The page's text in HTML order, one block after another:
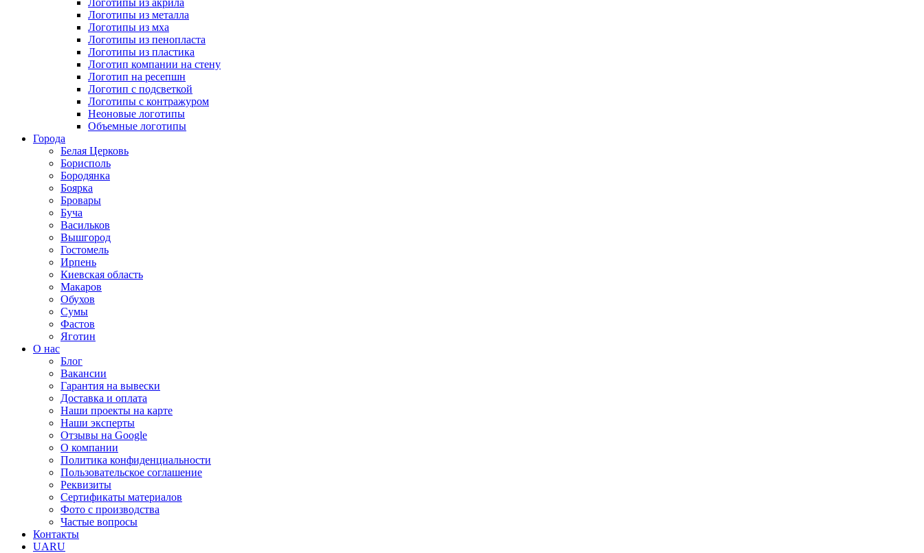
Логотипы из акрила
Логотипы из металла
Логотипы из мха
Логотипы из пенопласта
Логотипы из пластика
Логотип компании на стену
Логотип на ресепшн
Логотип с подсветкой
Логотипы с контражуром
Неоновые логотипы
Объемные логотипы
Города
Белая Церковь
Борисполь
Бородянка
Боярка
Бровары
Буча
Васильков
Вышгород
Гостомель
Ирпень
Киевская область
Макаров
Обухов
Сумы
Фастов
Яготин
О нас
Блог
Вакансии
Гарантия на вывески
Доставка и оплата
Наши проекты на карте
Наши эксперты
Отзывы на Google
О компании
Политика конфиденциальности
Пользовательское соглашение
Реквизиты
Сертификаты материалов
Фото с производства
Частые вопросы
Контакты
UARU